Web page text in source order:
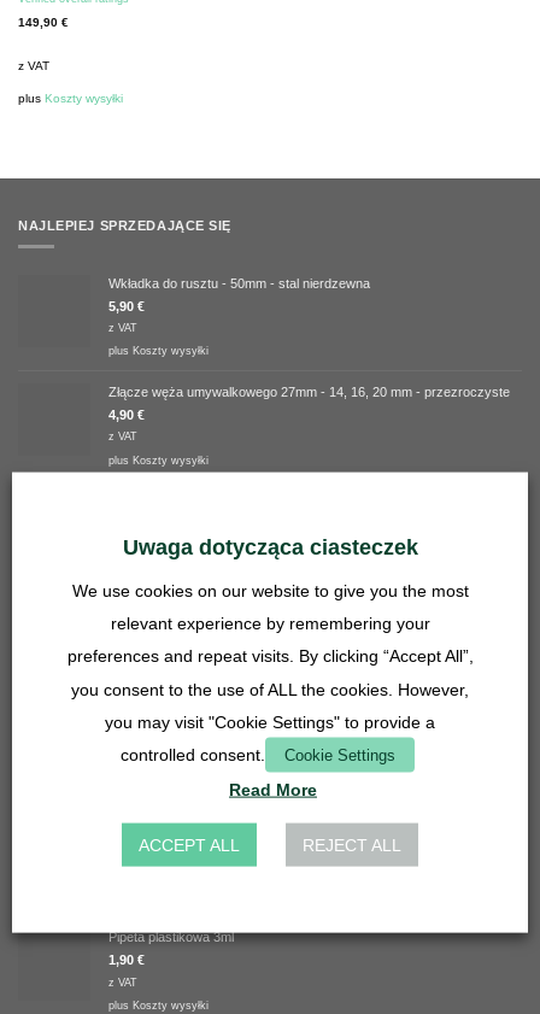
149,90 €
z VAT
plus Koszty wysyłki
NAJLEPIEJ SPRZEDAJĄCE SIĘ
Wkładka do rusztu - 50mm - stal nierdzewna
5,90 €
z VAT
plus Koszty wysyłki
Złącze węża umywalkowego 27mm - 14, 16, 20 mm - przezroczyste
4,90 €
z VAT
plus Koszty wysyłki
NAJWYŻEJ OCENIANE
Oceniono
5.00na 5
Verified overall ratings
149,90€
Lasius emarginatus
10,84€
Pipeta plastikowa 3ml
1,90 €
z VAT
plus Koszty wysyłki
Uwaga dotycząca ciasteczek
We use cookies on our website to give you the most
relevant experience by remembering your
preferences and repeat visits. By clicking “Accept All”,
you consent to the use of ALL the cookies. However,
you may visit "Cookie Settings" to provide a
controlled consent.
Cookie Settings
Read More
ACCEPT ALL REJECT ALL